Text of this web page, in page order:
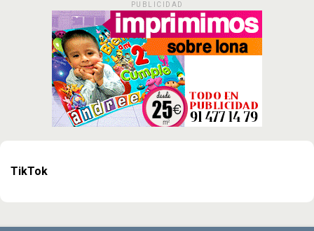
PUBLICIDAD
TikTok